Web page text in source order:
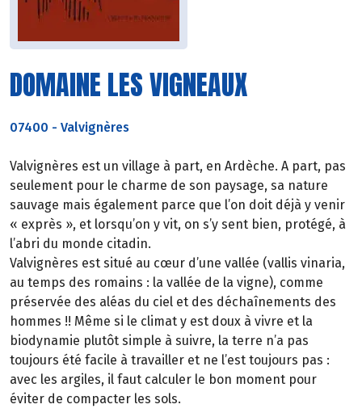
DOMAINE LES VIGNEAUX
07400 - Valvignères
Valvignères est un village à part, en Ardèche. A part, pas
seulement pour le charme de son paysage, sa nature
sauvage mais également parce que l’on doit déjà y venir
« exprès », et lorsqu’on y vit, on s’y sent bien, protégé, à
l’abri du monde citadin.
Valvignères est situé au cœur d’une vallée (vallis vinaria,
au temps des romains : la vallée de la vigne), comme
préservée des aléas du ciel et des déchaînements des
hommes !! Même si le climat y est doux à vivre et la
biodynamie plutôt simple à suivre, la terre n’a pas
toujours été facile à travailler et ne l’est toujours pas :
avec les argiles, il faut calculer le bon moment pour
éviter de compacter les sols.